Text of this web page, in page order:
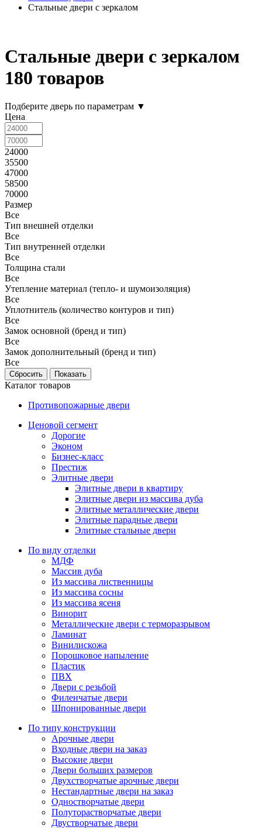
Стальные двери с зеркалом
Стальные двери с зеркалом
180 товаров
Подберите дверь по параметрам ▼
Цена
24000
35500
47000
58500
70000
Размер
Все
Тип внешней отделки
Все
Тип внутренней отделки
Все
Толщина стали
Все
Утепление материал (тепло- и шумоизоляция)
Все
Уплотнитель (количество контуров и тип)
Все
Замок основной (бренд и тип)
Все
Замок дополнительный (бренд и тип)
Все
Каталог товаров
Противопожарные двери
Ценовой сегмент
Дорогие
Эконом
Бизнес-класс
Престиж
Элитные двери
Элитные двери в квартиру
Элитные двери из массива дуба
Элитные металлические двери
Элитные парадные двери
Элитные стальные двери
По виду отделки
МДФ
Массив дуба
Из массива лиственницы
Из массива сосны
Из массива ясеня
Винорит
Металлические двери с терморазрывом
Ламинат
Винилискожа
Порошковое напыление
Пластик
ПВХ
Двери с резьбой
Филенчатые двери
Шпонированные двери
По типу конструкции
Арочные двери
Входные двери на заказ
Высокие двери
Двери больших размеров
Двухстворчатые арочные двери
Нестандартные двери на заказ
Одностворчатые двери
Полуторастворчатые двери
Двустворчатые двери